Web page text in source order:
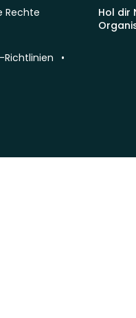
Hol dir
Rechte
Richtlinien